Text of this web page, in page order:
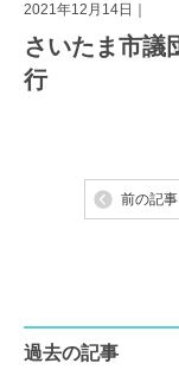
2021年12月14日｜
さいたま市議
行
前の記事
過去の記事